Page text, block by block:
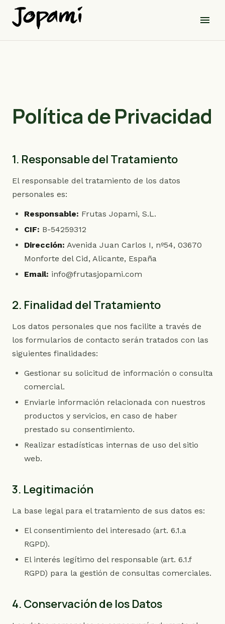
menu
Política de Privacidad
1. Responsable del Tratamiento
El responsable del tratamiento de los datos
personales es:
Responsable: Frutas Jopami, S.L.
CIF: B-54259312
Dirección: Avenida Juan Carlos I, nº54, 03670
Monforte del Cid, Alicante, España
Email: info@frutasjopami.com
2. Finalidad del Tratamiento
Los datos personales que nos facilite a través de
los formularios de contacto serán tratados con las
siguientes finalidades:
Gestionar su solicitud de información o consulta
comercial.
Enviarle información relacionada con nuestros
productos y servicios, en caso de haber
prestado su consentimiento.
Realizar estadísticas internas de uso del sitio
web.
3. Legitimación
La base legal para el tratamiento de sus datos es:
El consentimiento del interesado (art. 6.1.a
RGPD).
El interés legítimo del responsable (art. 6.1.f
RGPD) para la gestión de consultas comerciales.
4. Conservación de los Datos